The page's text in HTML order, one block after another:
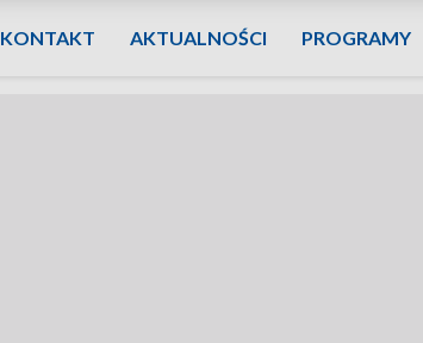
KONTAKT AKTUALNOŚCI PROGRAMY